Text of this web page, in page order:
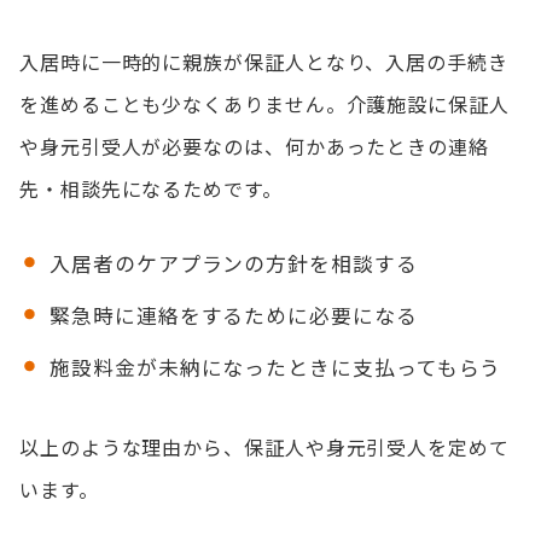
入居時に一時的に親族が保証人となり、入居の手続き
を進めることも少なくありません。介護施設に保証人
や身元引受人が必要なのは、何かあったときの連絡
先・相談先になるためです。
入居者のケアプランの方針を相談する
緊急時に連絡をするために必要になる
施設料金が未納になったときに支払ってもらう
以上のような理由から、保証人や身元引受人を定めて
います。